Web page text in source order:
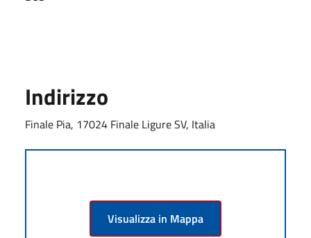
Indirizzo
Finale Pia, 17024 Finale Ligure SV, Italia
Visualizza in Mappa